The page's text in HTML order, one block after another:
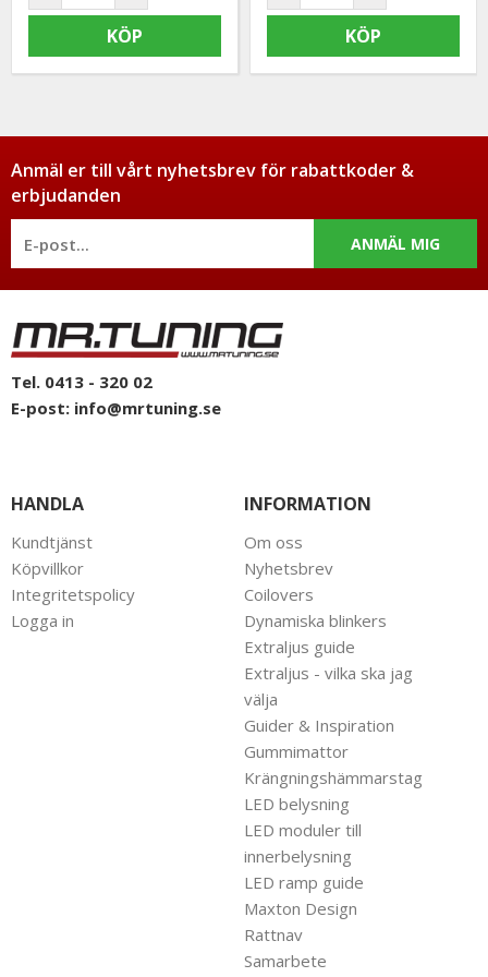
KÖP KÖP
Anmäl er till vårt nyhetsbrev för rabattkoder &
erbjudanden
ANMÄL MIG
Tel. 0413 - 320 02
E-post: info@mrtuning.se
HANDLA
Kundtjänst
Köpvillkor
Integritetspolicy
Logga in
INFORMATION
Om oss
Nyhetsbrev
Coilovers
Dynamiska blinkers
Extraljus guide
Extraljus - vilka ska jag
välja
Guider & Inspiration
Gummimattor
Krängningshämmarstag
LED belysning
LED moduler till
innerbelysning
LED ramp guide
Maxton Design
Rattnav
Samarbete